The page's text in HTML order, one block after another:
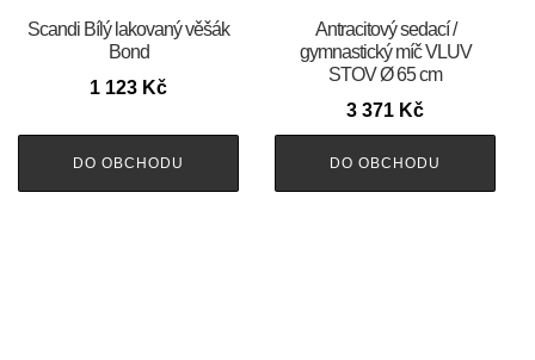
Scandi Bílý lakovaný věšák
Bond
1 123 Kč
DO OBCHODU
Antracitový sedací /
gymnastický míč VLUV
STOV Ø 65 cm
3 371 Kč
DO OBCHODU